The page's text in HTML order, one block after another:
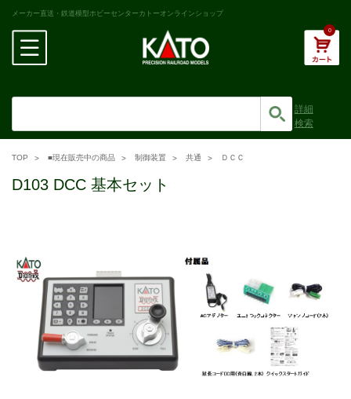
メーカー直送・鉄道模型ホビーセンターカトーオンラインショップ
0
詳細
検索
TOP ■現在販売中の商品 制御装置 共通 ＤＣＣ
D103 DCC 基本セット